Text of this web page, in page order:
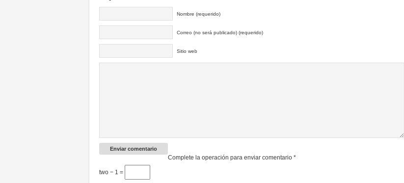
Nombre (requerido)
Correo (no será publicado) (requerido)
Sitio web
Complete la operación para enviar comentario *
two − 1 =